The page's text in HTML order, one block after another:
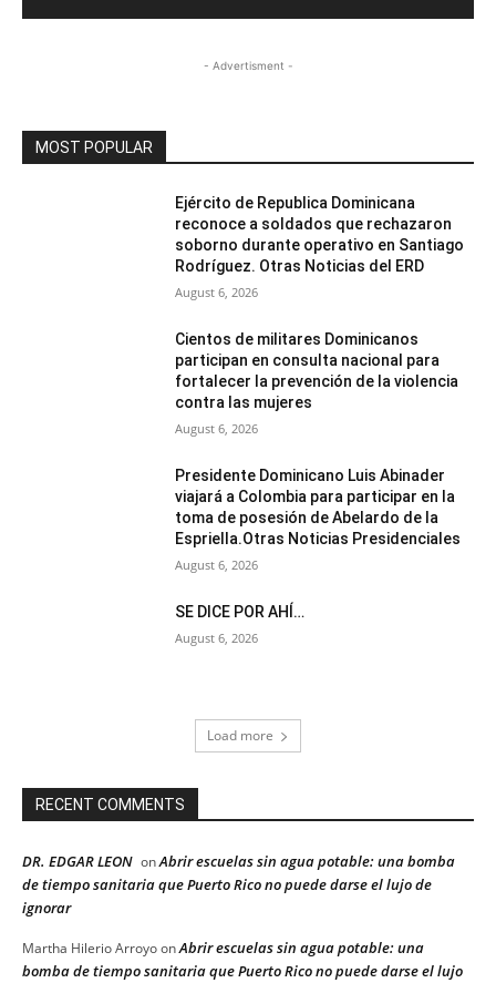
- Advertisment -
MOST POPULAR
Ejército de Republica Dominicana
reconoce a soldados que rechazaron
soborno durante operativo en Santiago
Rodríguez. Otras Noticias del ERD
August 6, 2026
Cientos de militares Dominicanos
participan en consulta nacional para
fortalecer la prevención de la violencia
contra las mujeres
August 6, 2026
Presidente Dominicano Luis Abinader
viajará a Colombia para participar en la
toma de posesión de Abelardo de la
Espriella.Otras Noticias Presidenciales
August 6, 2026
SE DICE POR AHÍ…
August 6, 2026
Load more
RECENT COMMENTS
DR. EDGAR LEON onAbrir escuelas sin agua potable: una bomba
de tiempo sanitaria que Puerto Rico no puede darse el lujo de
ignorar
Martha Hilerio ArroyoonAbrir escuelas sin agua potable: una
bomba de tiempo sanitaria que Puerto Rico no puede darse el lujo